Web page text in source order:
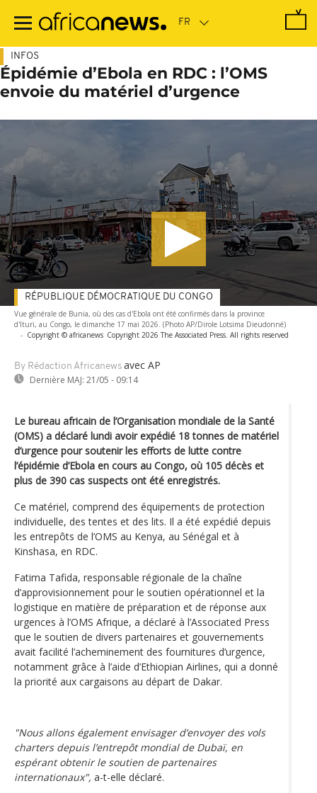
contenu
INFOS
Épidémie d’Ebola en RDC : l’OMS
envoie du matériel d’urgence
Vue générale de Bunia, où des cas d'Ebola ont été confirmés dans la province
d'Ituri, au Congo, le dimanche 17 mai 2026. (Photo AP/Dirole Lotsima Dieudonné)
- Copyright © africanews Copyright 2026 The Associated Press. All rights reserved
By Rédaction Africanews avec AP
Dernière MAJ: 21/05 - 09:14
RÉPUBLIQUE DÉMOCRATIQUE DU CONGO
Le bureau africain de l’Organisation mondiale de la Santé
(OMS) a déclaré lundi avoir expédié 18 tonnes de matériel
d’urgence pour soutenir les efforts de lutte contre
l’épidémie d’Ebola en cours au Congo, où 105 décès et
plus de 390 cas suspects ont été enregistrés.
Ce matériel, comprend des équipements de protection
individuelle, des tentes et des lits. Il a été expédié depuis
les entrepôts de l’OMS au Kenya, au Sénégal et à
Kinshasa, en RDC.
Fatima Tafida, responsable régionale de la chaîne
d’approvisionnement pour le soutien opérationnel et la
logistique en matière de préparation et de réponse aux
urgences à l’OMS Afrique, a déclaré à l’Associated Press
que le soutien de divers partenaires et gouvernements
avait facilité l’acheminement des fournitures d’urgence,
notamment grâce à l’aide d’Ethiopian Airlines, qui a donné
la priorité aux cargaisons au départ de Dakar.
"Nous allons également envisager d’envoyer des vols
charters depuis l’entrepôt mondial de Dubaï, en
espérant obtenir le soutien de partenaires
internationaux", a-t-elle déclaré.